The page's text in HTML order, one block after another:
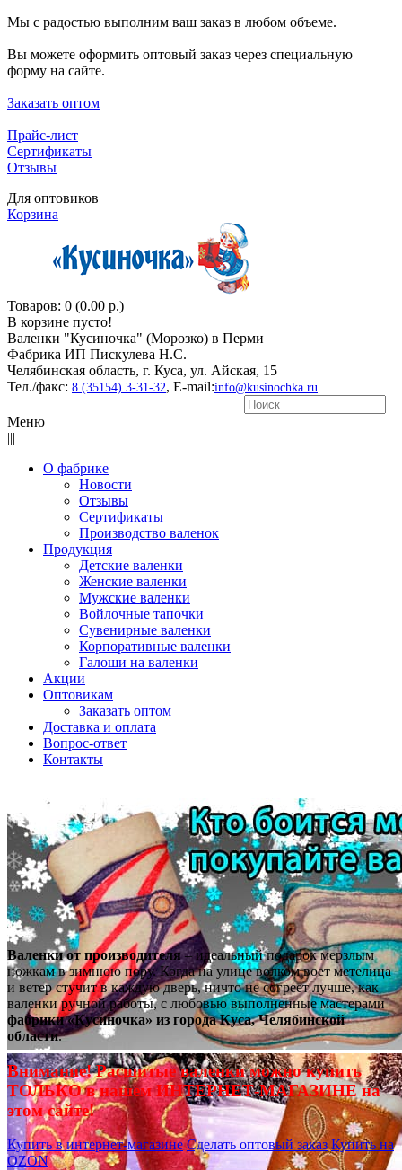
Мы с радостью выполним ваш заказ в любом объеме.
Вы можете оформить оптовый заказ через специальную
форму на сайте.
Заказать оптом
Прайс-лист
Сертификаты
Отзывы
Для оптовиков
Корзина
Товаров: 0 (0.00 р.)
В корзине пусто!
Валенки "Кусиночкa" (Морозко) в Перми
Фабрика ИП Пискулева Н.С.
Челябинская область, г. Куса, ул. Айская, 15
Тел./факс: 8 (35154) 3-31-32, E-mail:info@kusinochka.ru
Меню
|||
О фабрике
Новости
Отзывы
Сертификаты
Производство валенок
Продукция
Детские валенки
Женские валенки
Мужские валенки
Войлочные тапочки
Сувенирные валенки
Корпоративные валенки
Галоши на валенки
Акции
Оптовикам
Заказать оптом
Доставка и оплата
Вопрос-ответ
Контакты
Валенки от производителя– идеальный подарок мерзлым
ножкам в зимнюю пору. Когда на улице волком воет метелица
и ветер стучит в каждую дверь, ничто не согреет лучше, как
валенки ручной работы, с любовью выполненные мастерами
фабрики «Кусиночка» из города Куса, Челябинской
области.
Внимание! Расшитые валенки можно купить
ТОЛЬКО в нашем ИНТЕРНЕТ-МАГАЗИНЕ на
этом сайте!
Купить в интернет-магазине Сделать оптовый заказ Купить на
OZON